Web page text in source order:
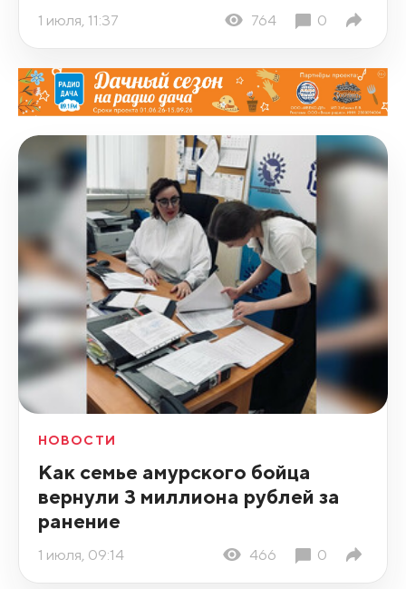
1 июля, 11:37 764 0
НОВОСТИ
Как семье амурского бойца
вернули 3 миллиона рублей за
ранение
1 июля, 09:14 466 0